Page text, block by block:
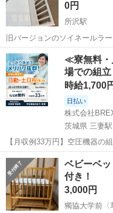
0円
所沢駅
旧バージョンのソイネールラ
大)124cm マットレスとヘッドガード付きです！ マットレスは10ヶ
月、夜のみの使用です。シミ
す。（メーカーでは洗う...
埼玉 所沢市 所沢駅
≪寮無料・
場での組
時給1,700
日払い
株式会社
茨城県 三妻駅
【月収例33万円】空圧機器の
無料の社宅付き◎ 人気の工場のお仕事 ◇空気圧制御機器製品の組立・
検査作業◇ ・調整機器の組立作業 ★工場未経験者でも安心して働ける
環境になります。 ★細...
茨城 常総市 三妻駅
ベビーベ
付き！
3,000円
獨協大学前〈